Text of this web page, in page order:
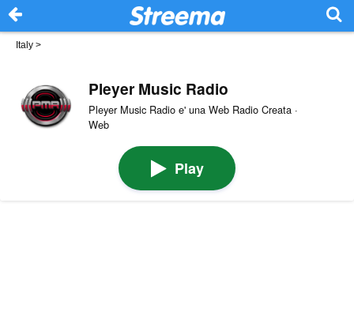
Italy >
Pleyer Music Radio
Pleyer Music Radio e' una Web Radio Creata ·
Web
Play